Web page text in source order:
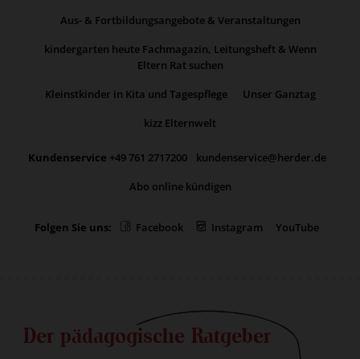
Aus- & Fortbildungsangebote & Veranstaltungen
kindergarten heute Fachmagazin, Leitungsheft & Wenn
Eltern Rat suchen
Kleinstkinder in Kita und Tagespflege
Unser Ganztag
kizz Elternwelt
Kundenservice +49 761 2717200
kundenservice@herder.de
Abo online kündigen
Folgen Sie uns: Facebook Instagram YouTube
Der pädagogische Ratgeber